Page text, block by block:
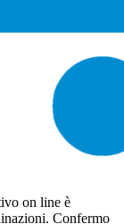
on line è
Confermo